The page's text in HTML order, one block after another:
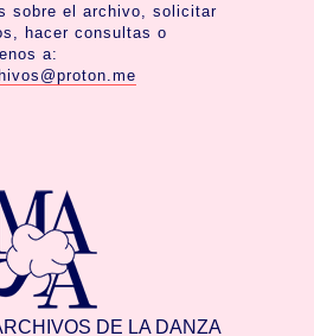
sobre el archivo, solicitar
hacer consultas o
a:
DE LA DANZA